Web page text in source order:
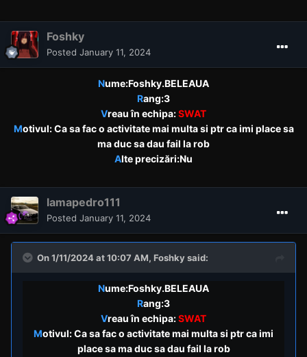
Foshky
Posted January 11, 2024
Nume:Foshky.BELEAUA
Rang:3
Vreau în echipa:SWAT
Motivul: Ca sa fac o activitate mai multa si ptr ca imi place sa
ma duc sa dau fail la rob
Alte precizări:Nu
lamapedro111
Posted January 11, 2024
On 1/11/2024 at 10:07 AM,Foshkysaid:
Nume:Foshky.BELEAUA
Rang:3
Vreau în echipa:SWAT
Motivul: Ca sa fac o activitate mai multa si ptr ca imi
place sa ma duc sa dau fail la rob